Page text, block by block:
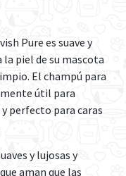
Pure es suave y
piel de su mascota
El champú para
útil para
perfecto para caras
y lujosas y
aman que las